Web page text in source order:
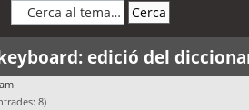
edició del
8)